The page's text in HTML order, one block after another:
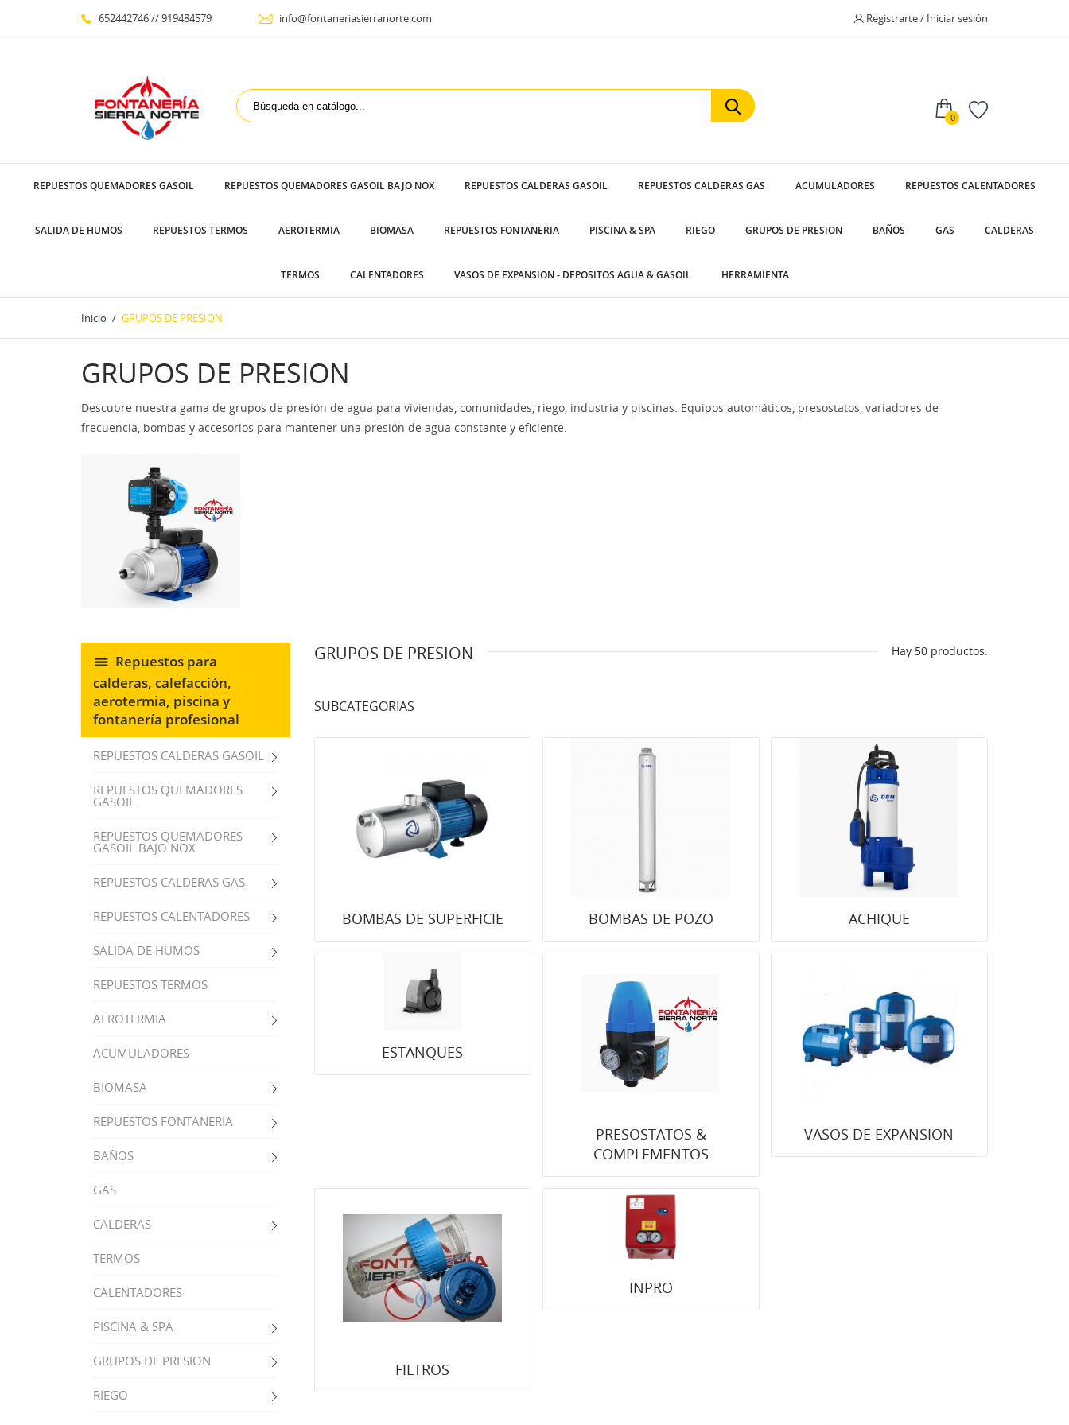
652442746 // 919484579 info@fontaneriasierranorte.com Registrarte / Iniciar sesión
0
REPUESTOS QUEMADORES GASOIL REPUESTOS QUEMADORES GASOIL BAJO NOX REPUESTOS CALDERAS GASOIL REPUESTOS CALDERAS GAS ACUMULADORES REPUESTOS CALENTADORES
SALIDA DE HUMOS REPUESTOS TERMOS AEROTERMIA BIOMASA REPUESTOS FONTANERIA PISCINA & SPA RIEGO GRUPOS DE PRESION BAÑOS GAS CALDERAS
TERMOS CALENTADORES VASOS DE EXPANSION - DEPOSITOS AGUA & GASOIL HERRAMIENTA
Inicio GRUPOS DE PRESION
GRUPOS DE PRESION
Descubre nuestra gama de grupos de presión de agua para viviendas, comunidades, riego, industria y piscinas. Equipos automáticos, presostatos, variadores de
frecuencia, bombas y accesorios para mantener una presión de agua constante y eficiente.
Repuestos para
calderas, calefacción,
aerotermia, piscina y
fontanería profesional
REPUESTOS CALDERAS GASOIL
REPUESTOS QUEMADORES
GASOIL
REPUESTOS QUEMADORES
GASOIL BAJO NOX
REPUESTOS CALDERAS GAS
REPUESTOS CALENTADORES
SALIDA DE HUMOS
REPUESTOS TERMOS
AEROTERMIA
ACUMULADORES
BIOMASA
REPUESTOS FONTANERIA
BAÑOS
GAS
CALDERAS
TERMOS
CALENTADORES
PISCINA & SPA
GRUPOS DE PRESION
RIEGO
GRUPOS DE PRESION Hay 50 productos.
SUBCATEGORIAS
BOMBAS DE SUPERFICIE BOMBAS DE POZO ACHIQUE
ESTANQUES
PRESOSTATOS &
COMPLEMENTOS
VASOS DE EXPANSION
FILTROS
INPRO